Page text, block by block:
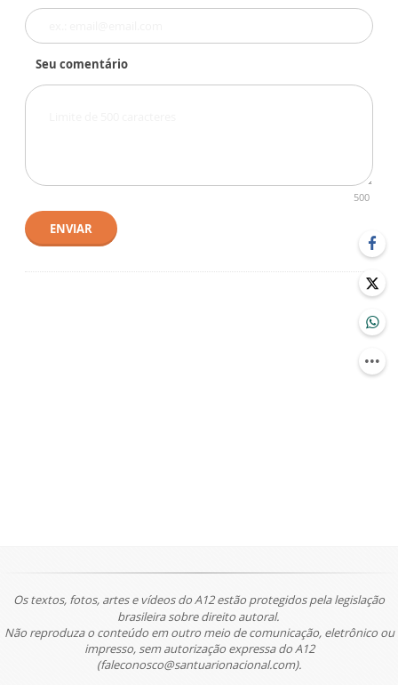
Seu comentário
500
ENVIAR
Os textos, fotos, artes e vídeos do A12 estão protegidos pela legislação
brasileira sobre direito autoral.
Não reproduza o conteúdo em outro meio de comunicação, eletrônico ou
impresso, sem autorização expressa do A12
(faleconosco@santuarionacional.com).